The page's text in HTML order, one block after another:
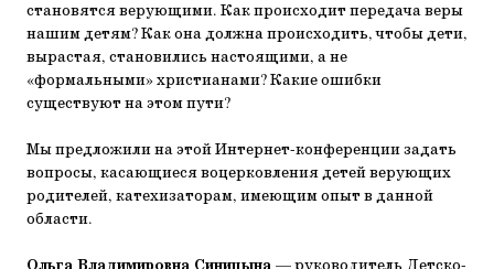
становятся верующими. Как происходит передача веры
нашим детям? Как она должна происходить, чтобы дети,
вырастая, становились настоящими, а не
«формальными» христианами? Какие ошибки
существуют на этом пути?
Мы предложили на этой Интернет-конференции задать
вопросы, касающиеся воцерковления детей верующих
родителей, катехизаторам, имеющим опыт в данной
области.